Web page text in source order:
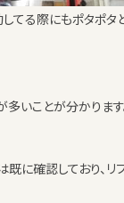
てる際にもポタポタ
いことが分かります
に確認しており、リ